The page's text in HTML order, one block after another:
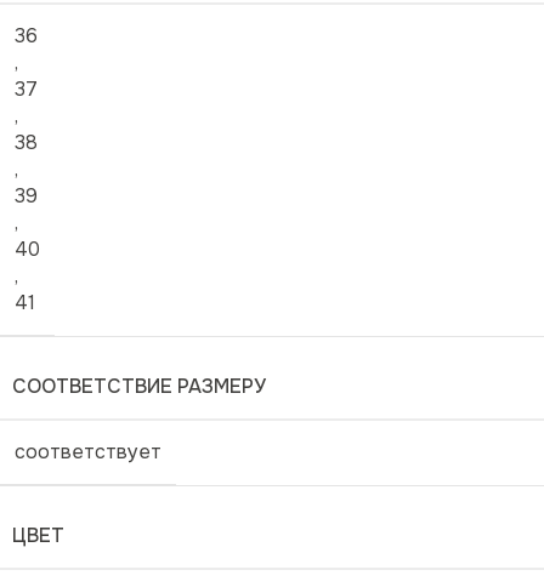
36
,
37
,
38
,
39
,
40
,
41
СООТВЕТСТВИЕ РАЗМЕРУ
соответствует
ЦВЕТ